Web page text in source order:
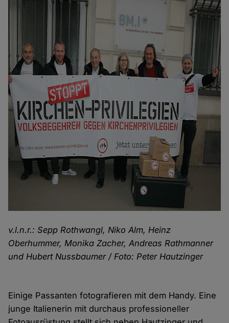
v.l.n.r.: Sepp Rothwangl, Niko Alm, Heinz
Oberhummer, Monika Zacher, Andreas Rathmanner
und Hubert Nussbaumer / Foto: Peter Hautzinger
Einige Passantenfotografieren mit dem Handy. Eine
junge Italienerin mit durchaus professioneller